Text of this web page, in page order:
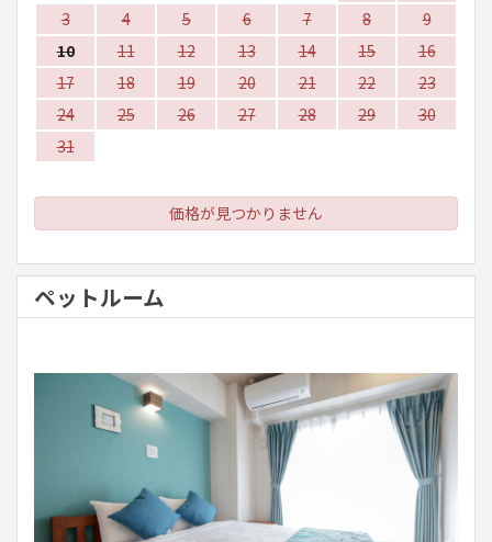
3
4 5 6 7 8
9
10
11 12 13 14 15
16
17
18 19 20 21 22
23
24
25 26 27 28 29
30
31
価格が見つかりません
ペットルーム